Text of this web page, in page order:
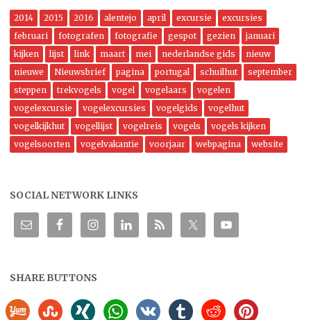
2014 2015 2016 alentejo april excursie
excursies
februari
fotografen fotografie gespot gezien
januari
kijken
lijst link maart mei nederlandse gids
nieuw
nieuwe
Nieuwsbrief pagina portugal schuilhut
september
steppen
trekvogels vogel vogelaars
vogelen
vogelexcursie
vogelexcursies vogelgids
vogelhut
vogelkijkhut
vogellijst vogelreis vogels
vogels kijken
vogelsoorten
vogelvakantie voorjaar webpagina website
SOCIAL NETWORK LINKS
SHARE BUTTONS